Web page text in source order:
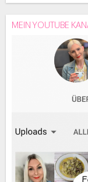
MEIN YOUTUBE